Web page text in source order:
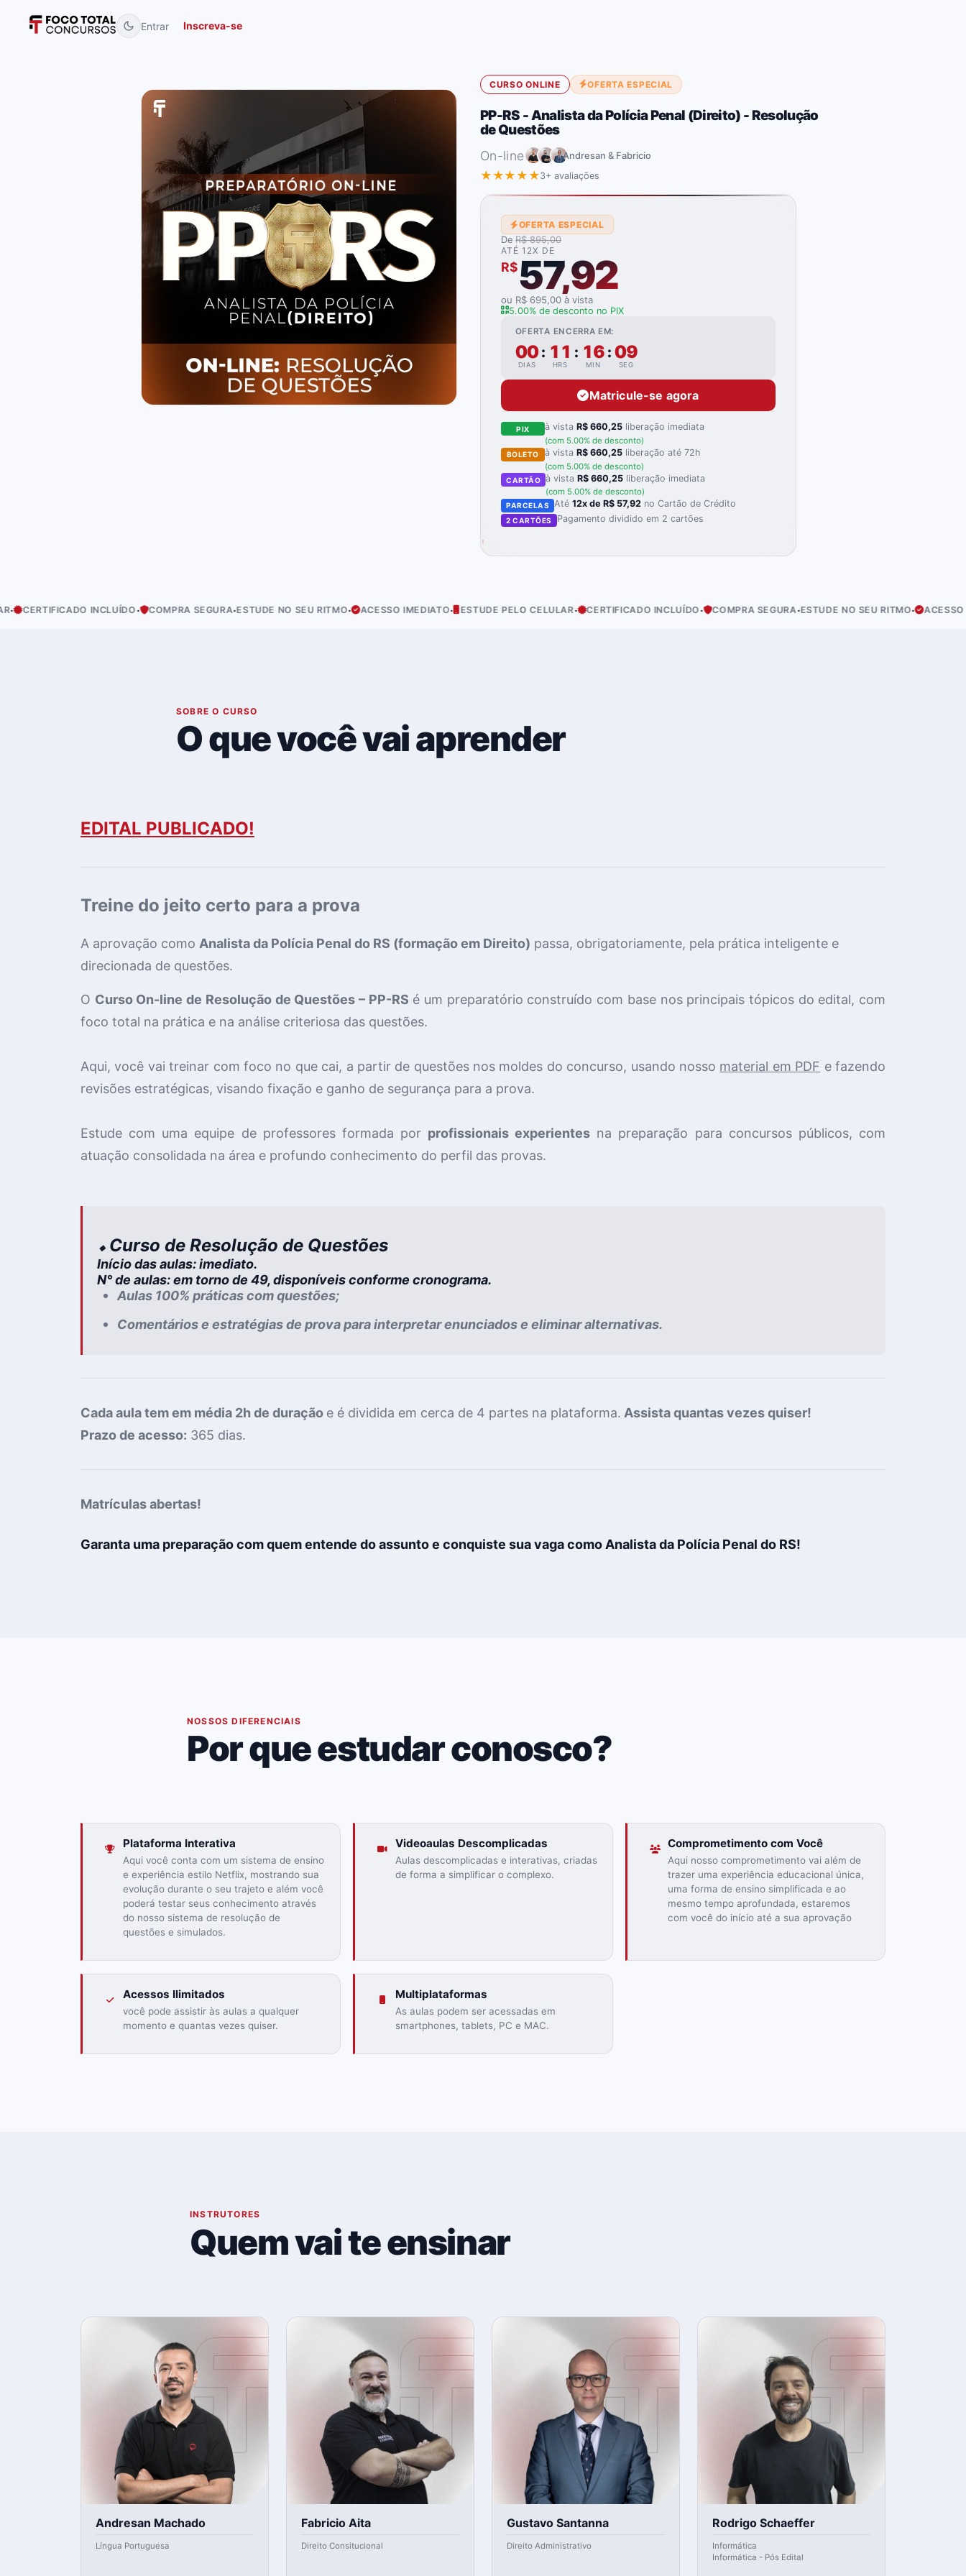
Entrar Inscreva-se
CURSO ONLINE OFERTA ESPECIAL
PP-RS - Analista da Polícia Penal (Direito) - Resolução
de Questões
On-line Andresan & Fabricio
★★★★★3+ avaliações
OFERTA ESPECIAL
De R$ 895,00
ATÉ 12X DE
R$57,92
ou R$ 695,00 à vista
5.00% de desconto no PIX
OFERTA ENCERRA EM:
00
DIAS
: 11
HRS
: 16
MIN
: 07
SEG
Matricule-se agora
PIX à vista R$ 660,25liberação imediata
(com 5.00% de desconto)
BOLETO à vista R$ 660,25liberação até 72h
(com 5.00% de desconto)
CARTÃO à vistaR$ 660,25 liberação imediata
(com 5.00% de desconto)
PARCELAS Até12x de R$ 57,92 no Cartão de Crédito
2 CARTÕES Pagamento dividido em 2 cartões
INCLUÍDO· COMPRA SEGURA·ESTUDE NO SEU RITMO· ACESSO IMEDIATO· ESTUDE PELO CELULAR· CERTIFICADO INCLUÍDO· COMPRA SEGURA·ESTUDE NO SEU RITMO· ACESSO IMEDIATO·
SOBRE O CURSO
O que você vai aprender
EDITAL PUBLICADO!
Treine do jeito certo para a prova
A aprovação como Analista da Polícia Penal do RS (formação em Direito) passa, obrigatoriamente, pela prática inteligente e
direcionada de questões.
O Curso On-line de Resolução de Questões – PP-RS é um preparatório construído com base nos principais tópicos do edital, com
foco total na prática e na análise criteriosa das questões.
Aqui, você vai treinar com foco no que cai, a partir de questões nos moldes do concurso, usando nosso material em PDF e fazendo
revisões estratégicas, visando fixação e ganho de segurança para a prova.
Estude com uma equipe de professores formada por profissionais experientes na preparação para concursos públicos, com
atuação consolidada na área e profundo conhecimento do perfil das provas.
🔸 Curso de Resolução de Questões
Início das aulas:imediato.
N° de aulas:em torno de 49, disponíveis conforme cronograma.
Aulas 100% práticas comquestões;
Comentários e estratégias de provapara interpretar enunciados e eliminar alternativas.
Cada aula tem em média 2h de duração e é dividida em cerca de 4 partes na plataforma. Assista quantas vezes quiser!
Prazo de acesso: 365 dias.
Matrículas abertas!
Garanta uma preparação com quem entende do assunto e conquiste sua vagacomo Analista da Polícia Penal do RS!
NOSSOS DIFERENCIAIS
Por que estudar conosco?
Plataforma Interativa
Aqui você conta com um sistema de ensino
e experiência estilo Netflix, mostrando sua
evolução durante o seu trajeto e além você
poderá testar seus conhecimento através
do nosso sistema de resolução de
questões e simulados.
Videoaulas Descomplicadas
Aulas descomplicadas e interativas, criadas
de forma a simplificar o complexo.
Comprometimento com Você
Aqui nosso comprometimento vai além de
trazer uma experiência educacional única,
uma forma de ensino simplificada e ao
mesmo tempo aprofundada, estaremos
com você do início até a sua aprovação
Acessos Ilimitados
você pode assistir às aulas a qualquer
momento e quantas vezes quiser.
Multiplataformas
As aulas podem ser acessadas em
smartphones, tablets, PC e MAC.
INSTRUTORES
Quem vai te ensinar
Andresan Machado
Língua Portuguesa
Fabricio Aita
Direito Consitucional
Gustavo Santanna
Direito Administrativo
Rodrigo Schaeffer
Informática
Informática - Pós Edital